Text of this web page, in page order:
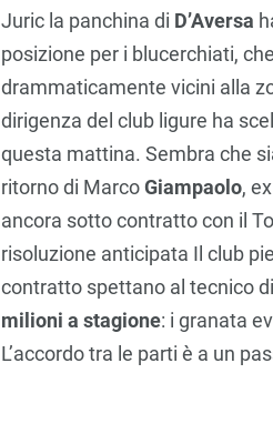
Juric la panchina di D’Aversa
posizione per i blucerchiati,
drammaticamente vicini alla
dirigenza del club ligure ha
questa mattina. Sembra che
ritorno di MarcoGiampaolo,
ancora sotto contratto con il
risoluzione anticipata Il club
contratto spettano al tecnico
milioni a stagione: i granata
L’accordo tra le parti è a un